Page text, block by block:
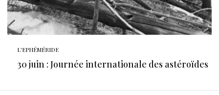
L'EPHÉMÉRIDE
30 juin : Journée internationale des astéroïdes